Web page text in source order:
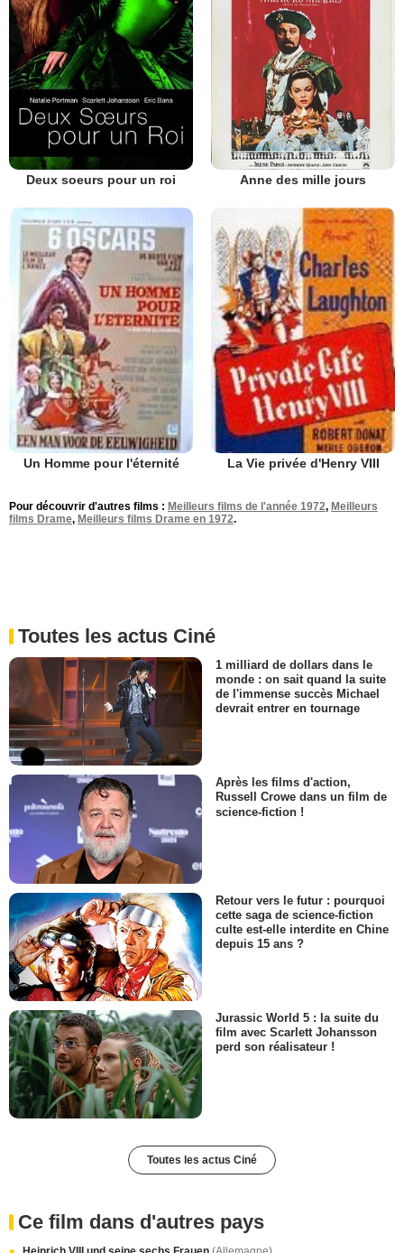
Deux soeurs pour un roi Anne des mille jours
Un Homme pour l'éternité La Vie privée d'Henry VIII
Pour découvrir d'autres films : Meilleurs films de l'année 1972, Meilleurs
films Drame, Meilleurs films Drame en 1972.
Toutes les actus Ciné
1 milliard de dollars dans le
monde : on sait quand la suite
de l'immense succès Michael
devrait entrer en tournage
Après les films d'action,
Russell Crowe dans un film de
science-fiction !
Retour vers le futur : pourquoi
cette saga de science-fiction
culte est-elle interdite en Chine
depuis 15 ans ?
Jurassic World 5 : la suite du
film avec Scarlett Johansson
perd son réalisateur !
Toutes les actus Ciné
Ce film dans d'autres pays